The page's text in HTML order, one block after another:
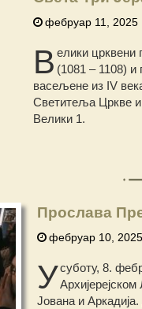
фебруар 11, 2025
В елики црквени
(1081 – 1108)
васељене из IV
Светитеља Цркве
Велики 1.
Прослава
фебруар 10, 2025
Усуботу, 8.
Јована и